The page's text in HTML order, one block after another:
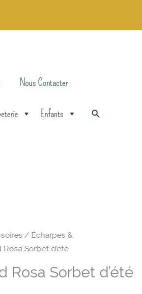
Nous Contacter
Enfants Rechercher
/ Écharpes &
Sorbet d’été
Rosa Sorbet d’été